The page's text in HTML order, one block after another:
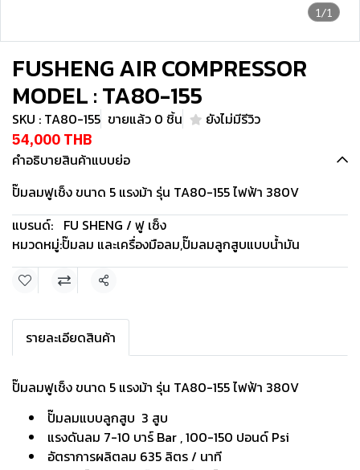
1/1
FUSHENG AIR COMPRESSOR
MODEL : TA80-155
SKU : TA80-155 ขายแล้ว 0 ชิ้น ยังไม่มีรีวิว
54,000 THB
คำอธิบายสินค้าแบบย่อ
ปั๊มลมฟูเช็ง ขนาด 5 แรงม้า รุ่น TA80-155 ไฟฟ้า 380V
แบรนด์: FU SHENG / ฟู เซ็ง
หมวดหมู่:ปั๊มลม และเครื่องมือลม,ปั๊มลมลูกสูบแบบน้ำมัน
แชร์
รายละเอียดสินค้า
ปั๊มลมฟูเช็ง ขนาด 5 แรงม้า รุ่น TA80-155 ไฟฟ้า 380V
ปั๊มลมแบบลูกสูบ 3 สูบ
แรงดันลม 7-10 บาร์ Bar , 100-150 ปอนด์ Psi
อัตราการผลิตลม 635 ลิตร / นาที